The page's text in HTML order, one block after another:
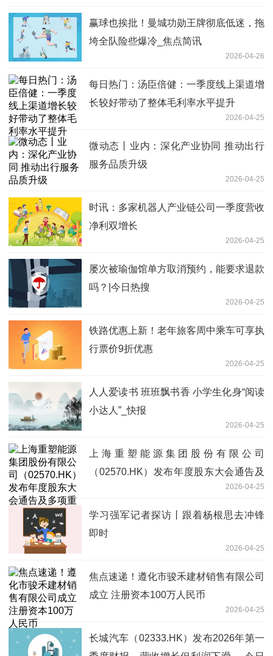
赢球也挨批！曼城功勋王牌彻底低迷，拖
垮全队险些爆冷_焦点简讯
2026-04-26
每日热门：汤臣倍健：一季度线上渠道增
长较好带动了整体毛利率水平提升
2026-04-25
微动态丨业内：深化产业协同 推动出行
服务品质升级
2026-04-25
时讯：多家机器人产业链公司一季度营收
净利双增长
2026-04-25
屡次被瑜伽馆单方取消预约，能要求退款
吗？|今日热搜
2026-04-25
铁路优惠上新！老年旅客周中乘车可享执
行票价9折优惠
2026-04-25
人人爱读书 班班飘书香 小学生化身“阅读
小达人”_快报
2026-04-25
上海重塑能源集团股份有限公司
（02570.HK）发布年度股东大会通告及
2026-04-25
学习强军记者探访丨跟着杨根思去冲锋
即时
2026-04-25
焦点速递！遵化市骏禾建材销售有限公司
成立 注册资本100万人民币
2026-04-25
长城汽车（02333.HK）发布2026年第一